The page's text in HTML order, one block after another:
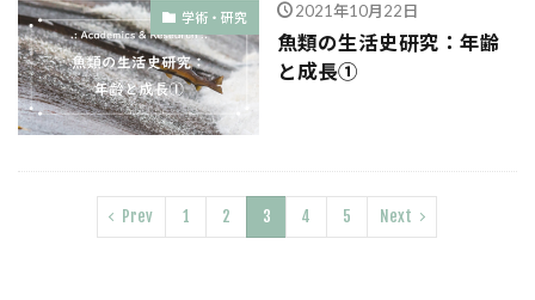
学術・研究 2021年10月22日
魚類の生活史研究：年齢
と成長①
Prev 1 2 3 4 5 Next